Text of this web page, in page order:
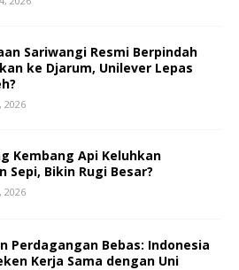
Sariwangi Resmi Berpindah
ke Djarum, Unilever Lepas
2026
Kembang Api Keluhkan
Sepi, Bikin Rugi Besar?
2026
Perdagangan Bebas: Indonesia
Kerja Sama dengan Uni